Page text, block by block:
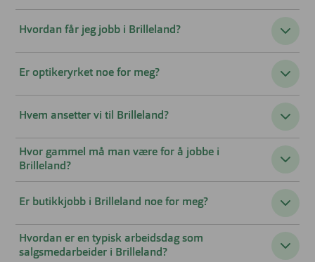
Hvordan får jeg jobb i Brilleland?
Er optikeryrket noe for meg?
Hvem ansetter vi til Brilleland?
Hvor gammel må man være for å jobbe i
Brilleland?
Er butikkjobb i Brilleland noe for meg?
Hvordan er en typisk arbeidsdag som
salgsmedarbeider i Brilleland?